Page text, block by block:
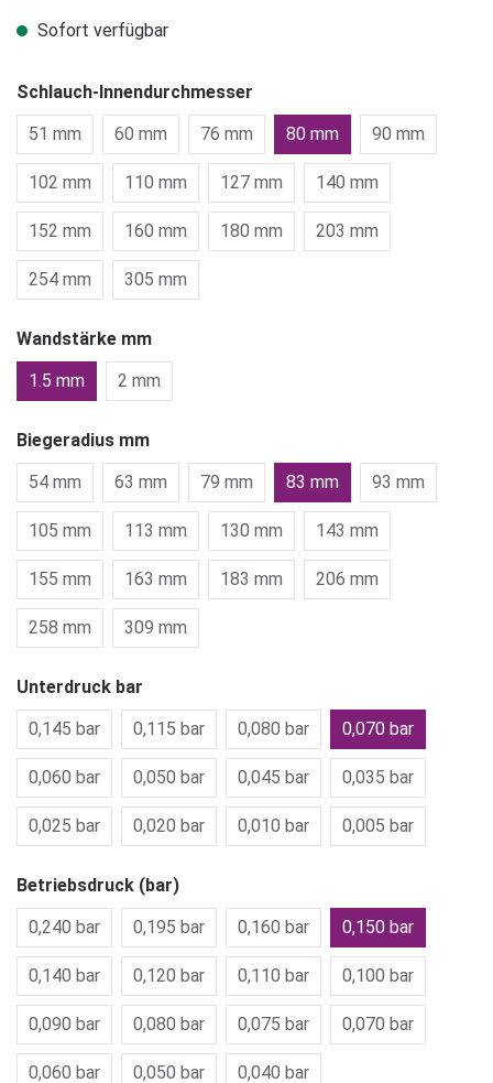
Sofort verfügbar
Schlauch-Innendurchmesser
51 mm
60 mm 76 mm 80 mm 90 mm
102 mm 110 mm 127 mm 140 mm
152 mm 160 mm 180 mm 203 mm
254 mm 305 mm
Wandstärke mm
1.5 mm
2 mm
Biegeradius mm
54 mm
63 mm 79 mm 83 mm 93 mm
105 mm 113 mm 130 mm 143 mm
155 mm 163 mm 183 mm 206 mm
258 mm 309 mm
Unterdruck bar
0,145 bar
0,115 bar 0,080 bar 0,070 bar
0,060 bar 0,050 bar 0,045 bar 0,035 bar
0,025 bar 0,020 bar 0,010 bar 0,005 bar
Betriebsdruck (bar)
0,240 bar
0,195 bar 0,160 bar 0,150 bar
0,140 bar 0,120 bar 0,110 bar 0,100 bar
0,090 bar 0,080 bar 0,075 bar 0,070 bar
0,060 bar 0,050 bar 0,040 bar